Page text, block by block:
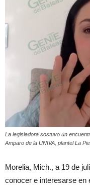
La legisladora sostuvo un
Amparo de la UNIVA, plantel La
Morelia, Mich., a 19 de
conocer e interesarse en